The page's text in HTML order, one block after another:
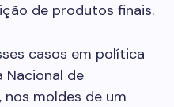
de produtos finais.
casos em política
Nacional de
moldes de um